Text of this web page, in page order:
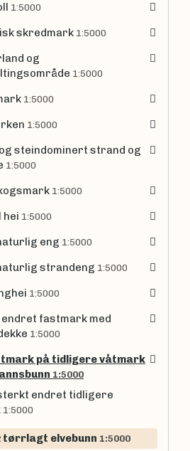
1:5000
skredmark 1:5000
og
1:5000
1:5000
1:5000
steindominert strand og
1:5000
1:5000
hei 1:5000
eng 1:5000
strandeng 1:5000
1:5000
fastmark med
1:5000
på tidligere våtmark
1:5000
endret tidligere
1:5000
tørrlagt elvebunn 1:5000